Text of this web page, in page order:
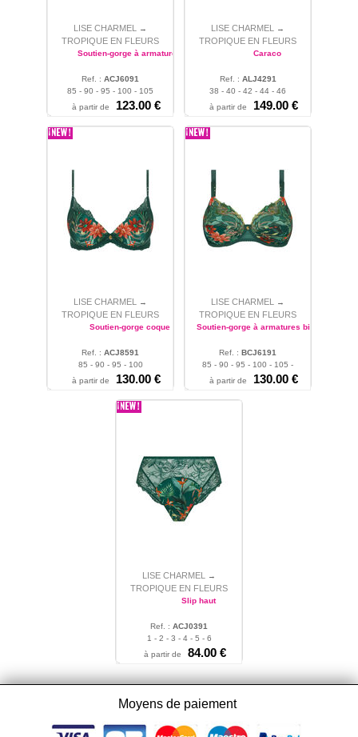
LISE CHARMEL →
TROPIQUE EN FLEURS
Soutien-gorge à armatures
Ref. : ACJ6091
85 - 90 - 95 - 100 - 105
à partir de
123.00 €
LISE CHARMEL →
TROPIQUE EN FLEURS
Caraco
Ref. : ALJ4291
38 - 40 - 42 - 44 - 46
à partir de
149.00 €
LISE CHARMEL →
TROPIQUE EN FLEURS
Soutien-gorge coque
Ref. : ACJ8591
85 - 90 - 95 - 100
à partir de
130.00 €
LISE CHARMEL →
TROPIQUE EN FLEURS
Soutien-gorge à armatures bien-être
Ref. : BCJ6191
85 - 90 - 95 - 100 - 105 -
110
à partir de 130.00 €
LISE CHARMEL →
TROPIQUE EN FLEURS
Slip haut
Ref. : ACJ0391
1 - 2 - 3 - 4 - 5 - 6
à partir de
84.00 €
Moyens de paiement